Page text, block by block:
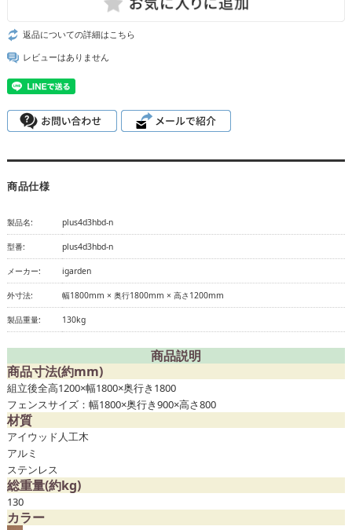
返品についての詳細はこちら
レビューはありません
商品仕様
製品名: plus4d3hbd-n
型番: plus4d3hbd-n
メーカー: igarden
外寸法: 幅1800mm × 奥行1800mm × 高さ1200mm
製品重量: 130kg
商品説明
商品寸法(約mm)
組立後全高1200×幅1800×奥行き1800
フェンスサイズ：幅1800×奥行き900×高さ800
材質
アイウッド人工木
アルミ
ステンレス
総重量(約kg)
130
カラー